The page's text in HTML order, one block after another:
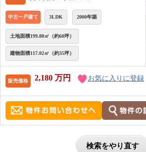
中古一戸建て 3LDK 2000年築
土地面積199.80㎡（約60坪）
建物面積117.02㎡（約35坪）
販売価格 2,180 万円 お気に入りに登録